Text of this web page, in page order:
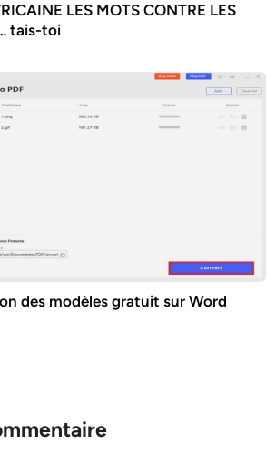
LES MOTS CONTRE LES
tais-toi
des modèles gratuit sur Word